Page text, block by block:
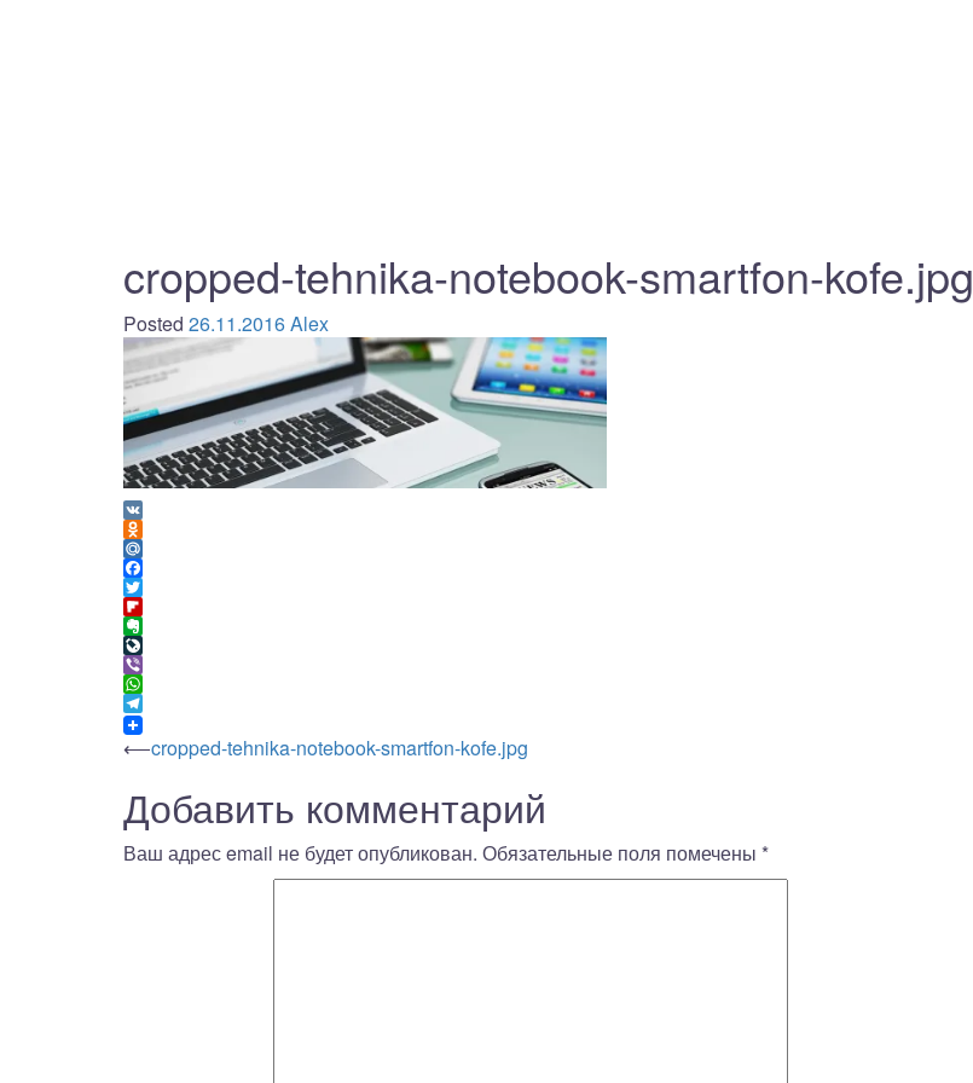
cropped-tehnika-notebook-smartfon-kofe.jpg
Posted 26.11.2016Alex
VK
Odnoklassniki
Mail.Ru
Facebook
Twitter
Flipboard
Evernote
LiveJournal
Viber
WhatsApp
Telegram
Навигация
по
записям
⟵cropped-tehnika-notebook-smartfon-kofe.jpg
Добавить комментарий
Ваш адрес email не будет опубликован. Обязательные поля помечены *